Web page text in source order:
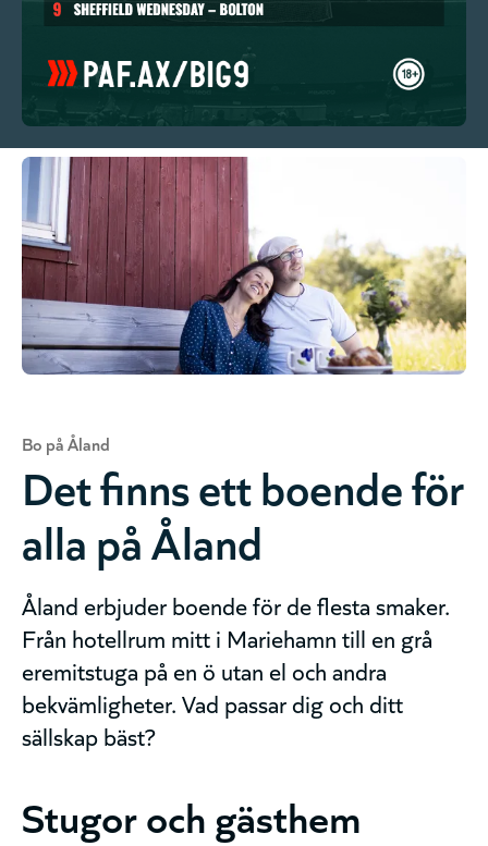
Bo på Åland
Det finns ett boende för
alla på Åland
Åland erbjuder boende för de flesta smaker.
Från hotellrum mitt i Mariehamn till en grå
eremitstuga på en ö utan el och andra
bekvämligheter. Vad passar dig och ditt
sällskap bäst?
Stugor och gästhem